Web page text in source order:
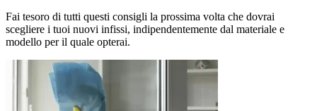
Fai tesoro di tutti questi consigli la prossima volta che dovrai
scegliere i tuoi nuovi infissi, indipendentemente dal materiale e
modello per il quale opterai.